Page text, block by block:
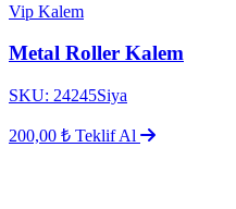
Vip Kalem
Metal Roller Kalem
SKU: 24245Siya
200,00 ₺ Teklif Al